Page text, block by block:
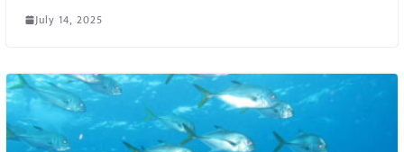
July 14, 2025